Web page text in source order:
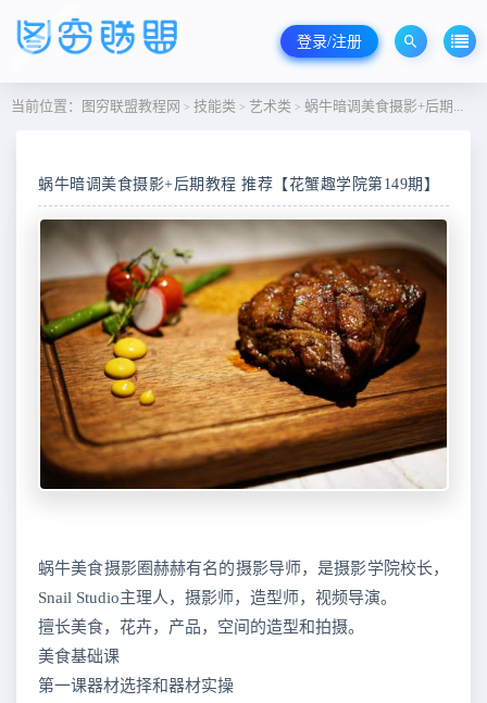
登录/注册
当前位置： 图穷联盟教程网 > 技能类 > 艺术类 > 蜗牛暗调美食摄影+后期教程 推荐【花蟹趣学院第149期】
蜗牛暗调美食摄影+后期教程 推荐【花蟹趣学院第149期】
蜗牛美食摄影圈赫赫有名的摄影导师，是摄影学院校长，
Snail Studio主理人，摄影师，造型师，视频导演。
擅长美食，花卉，产品，空间的造型和拍摄。
美食基础课
第一课器材选择和器材实操